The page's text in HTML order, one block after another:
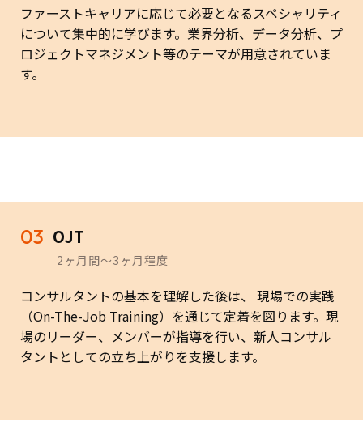
ファーストキャリアに応じて必要となるスペシャリティ
について集中的に学びます。業界分析、データ分析、プ
ロジェクトマネジメント等のテーマが用意されていま
す。
03 OJT
2ヶ月間～3ヶ月程度
コンサルタントの基本を理解した後は、 現場での実践
（On-The-Job Training）を通じて定着を図ります。現
場のリーダー、メンバーが指導を行い、新人コンサル
タントとしての立ち上がりを支援します。